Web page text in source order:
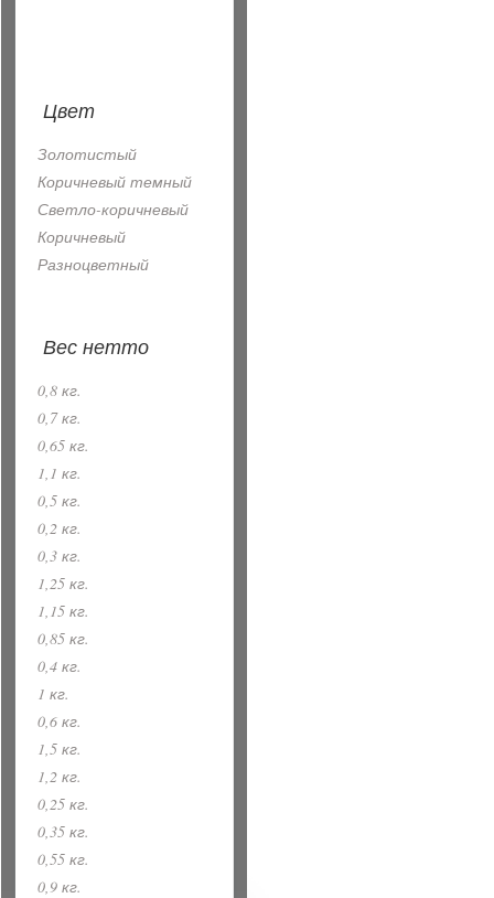
Цвет
Золотистый
Коричневый темный
Светло-коричневый
Коричневый
Разноцветный
Вес нетто
0,8 кг.
0,7 кг.
0,65 кг.
1,1 кг.
0,5 кг.
0,2 кг.
0,3 кг.
1,25 кг.
1,15 кг.
0,85 кг.
0,4 кг.
1 кг.
0,6 кг.
1,5 кг.
1,2 кг.
0,25 кг.
0,35 кг.
0,55 кг.
0,9 кг.